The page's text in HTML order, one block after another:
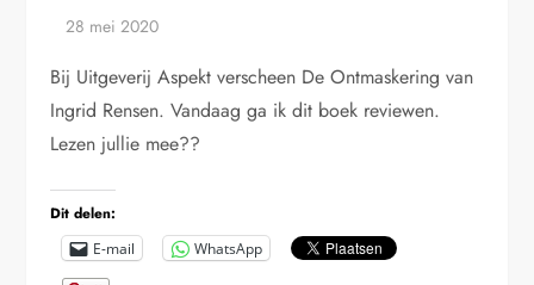
Bij Uitgeverij Aspekt verscheen De Ontmaskering van
Ingrid Rensen. Vandaag ga ik dit boek reviewen.
Lezen jullie mee??
Dit delen:
E-mail WhatsApp